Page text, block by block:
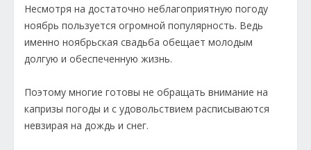
Несмотря на достаточно неблагоприятную погоду
ноябрь пользуется огромной популярность. Ведь
именно ноябрьская свадьба обещает молодым
долгую и обеспеченную жизнь.
Поэтому многие готовы не обращать внимание на
капризы погоды и с удовольствием расписываются
невзирая на дождь и снег.